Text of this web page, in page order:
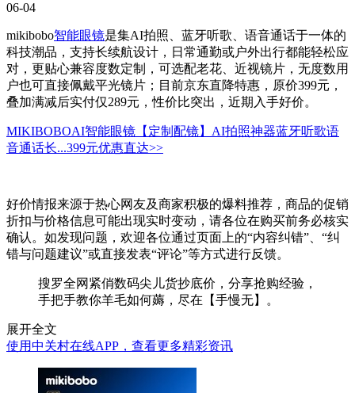
06-04
mikibobo智能眼镜是集AI拍照、蓝牙听歌、语音通话于一体的
科技潮品，支持长续航设计，日常通勤或户外出行都能轻松应
对，更贴心兼容度数定制，可选配老花、近视镜片，无度数用
户也可直接佩戴平光镜片；目前京东直降特惠，原价399元，
叠加满减后实付仅289元，性价比突出，近期入手好价。
MIKIBOBOAI智能眼镜【定制配镜】AI拍照神器蓝牙听歌语
音通话长...399元优惠直达>>
好价情报来源于热心网友及商家积极的爆料推荐，商品的促销
折扣与价格信息可能出现实时变动，请各位在购买前务必核实
确认。如发现问题，欢迎各位通过页面上的“内容纠错”、“纠
错与问题建议”或直接发表“评论”等方式进行反馈。
搜罗全网紧俏数码尖儿货抄底价，分享抢购经验，
手把手教你羊毛如何薅，尽在【手慢无】。
展开全文
使用中关村在线APP，查看更多精彩资讯